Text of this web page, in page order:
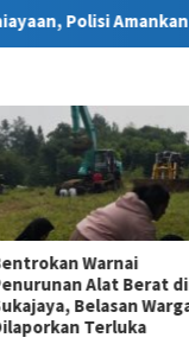
Seorang Pelaku
Warnai
Alat Berat di
Belasan
Terluka